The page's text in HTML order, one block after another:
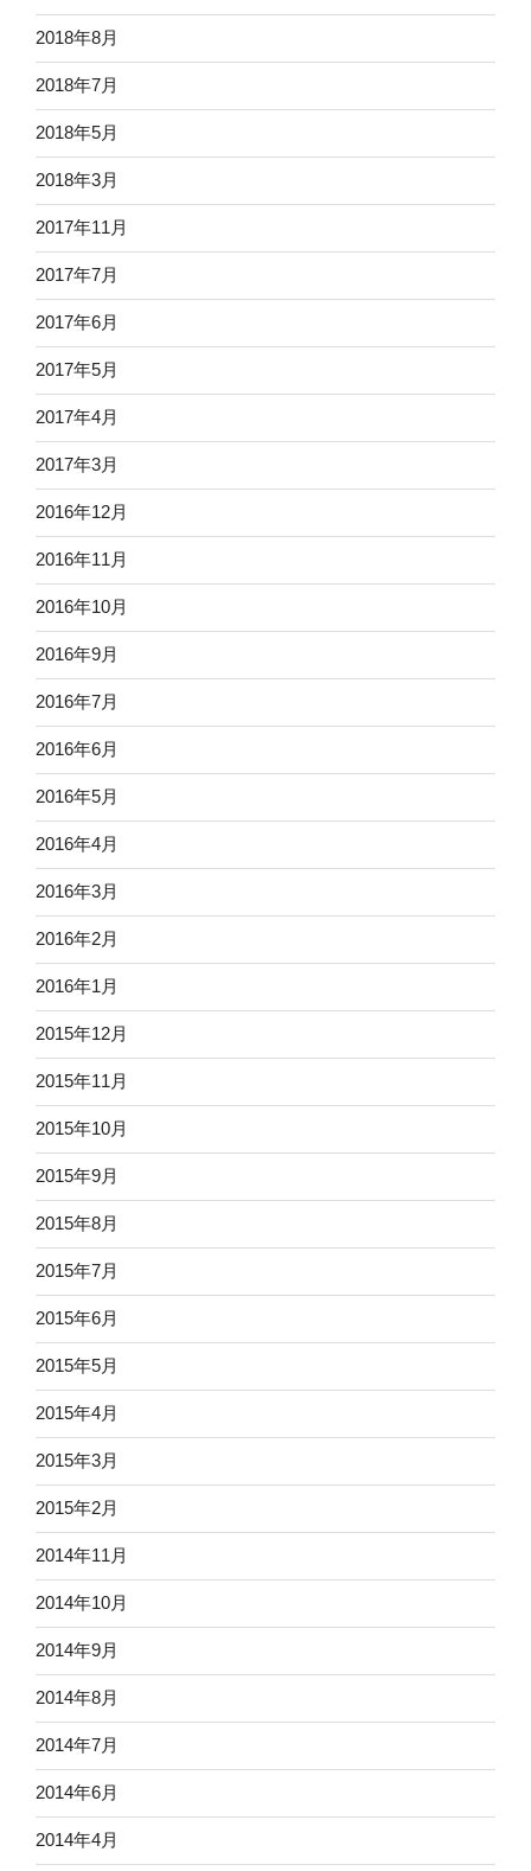
2018年8月
2018年7月
2018年5月
2018年3月
2017年11月
2017年7月
2017年6月
2017年5月
2017年4月
2017年3月
2016年12月
2016年11月
2016年10月
2016年9月
2016年7月
2016年6月
2016年5月
2016年4月
2016年3月
2016年2月
2016年1月
2015年12月
2015年11月
2015年10月
2015年9月
2015年8月
2015年7月
2015年6月
2015年5月
2015年4月
2015年3月
2015年2月
2014年11月
2014年10月
2014年9月
2014年8月
2014年7月
2014年6月
2014年4月